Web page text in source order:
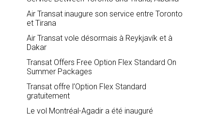
Air Transat inaugure son service entre Toronto
et Tirana
Air Transat vole désormais à Reykjavík et à
Dakar
Transat Offers Free Option Flex Standard On
Summer Packages
Transat offre l’Option Flex Standard
gratuitement
Le vol Montréal-Agadir a été inauguré